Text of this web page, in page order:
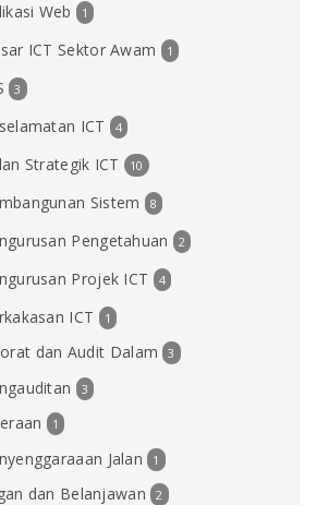
Web 1
ICT Sektor Awam 1
3
ICT 4
Strategik ICT 10
Sistem 8
Pengetahuan 2
Projek ICT 4
ICT 1
dan Audit Dalam 3
3
1
Jalan 1
dan Belanjawan 2